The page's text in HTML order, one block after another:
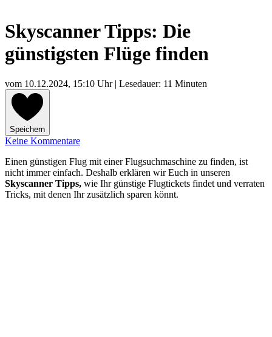
Skyscanner Tipps: Die
günstigsten Flüge finden
vom 10.12.2024, 15:10 Uhr| Lesedauer: 11 Minuten
Speichern
Keine Kommentare
Einen günstigen Flug mit einer Flugsuchmaschine zu finden, ist
nicht immer einfach. Deshalb erklären wir Euch in unseren
Skyscanner Tipps, wie Ihr günstige Flugtickets findet und verraten
Tricks, mit denen Ihr zusätzlich sparen könnt.